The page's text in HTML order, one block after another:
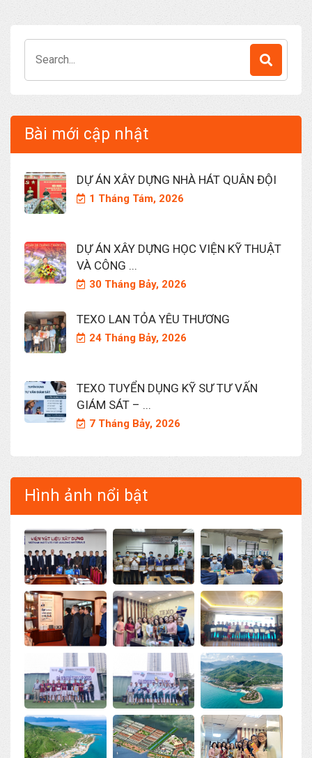
for:
Bài mới cập nhật
DỰ ÁN XÂY DỰNG NHÀ HÁT QUÂN ĐỘI
1 Tháng Tám, 2026
DỰ ÁN XÂY DỰNG HỌC VIỆN KỸ THUẬT
VÀ CÔNG ...
30 Tháng Bảy, 2026
TEXO LAN TỎA YÊU THƯƠNG
24 Tháng Bảy, 2026
TEXO TUYỂN DỤNG KỸ SƯ TƯ VẤN
GIÁM SÁT – ...
7 Tháng Bảy, 2026
Hình ảnh nổi bật